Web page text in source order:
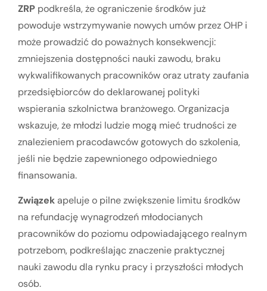
ZRP podkreśla, że ograniczenie środków już
powoduje wstrzymywanie nowych umów przez OHP i
może prowadzić do poważnych konsekwencji:
zmniejszenia dostępności nauki zawodu, braku
wykwalifikowanych pracowników oraz utraty zaufania
przedsiębiorców do deklarowanej polityki
wspierania szkolnictwa branżowego. Organizacja
wskazuje, że młodzi ludzie mogą mieć trudności ze
znalezieniem pracodawców gotowych do szkolenia,
jeśli nie będzie zapewnionego odpowiedniego
finansowania.
Związekapeluje o pilne zwiększenie limitu środków
na refundację wynagrodzeń młodocianych
pracowników do poziomu odpowiadającego realnym
potrzebom, podkreślając znaczenie praktycznej
nauki zawodu dla rynku pracy i przyszłości młodych
osób.